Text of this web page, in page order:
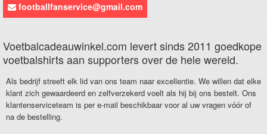
footballfanservice@gmail.com
Voetbalcadeauwinkel.com levert sinds 2011 goedkope
voetbalshirts aan supporters over de hele wereld.
Als bedrijf streeft elk lid van ons team naar excellentie. We willen dat elke
klant zich gewaardeerd en zelfverzekerd voelt als hij bij ons bestelt. Ons
klantenserviceteam is per e-mail beschikbaar voor al uw vragen vóór of
na de bestelling.